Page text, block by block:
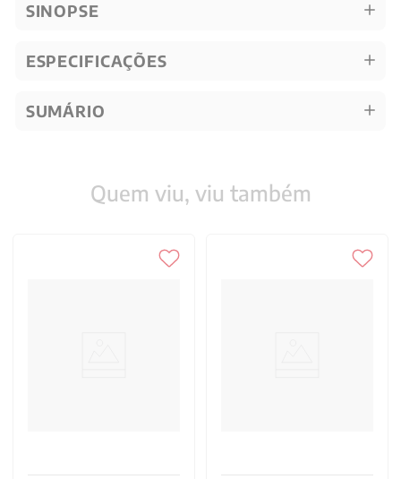
SINOPSE
ESPECIFICAÇÕES
SUMÁRIO
Quem viu, viu também